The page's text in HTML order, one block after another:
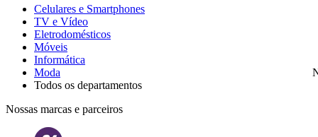
Celulares e Smartphones
TV e Vídeo
Eletrodomésticos
Móveis
Informática
Moda
Todos os departamentos
Nossas marcas e parceiros